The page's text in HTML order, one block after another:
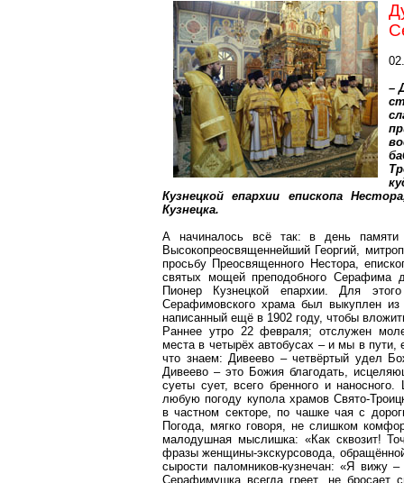
–
Кузнецкой епархии епископа
Кузнецка.
А начиналось всё так: в день
Высокопреосвященнейший Георгий,
просьбу Преосвященного Нестора,
святых мощей преподобного Серафима
Пионер Кузнецкой епархии. Для этого
Серафимовского храма был выкуплен из
написанный ещё в 1902 году, чтобы
Раннее утро 22 февраля; отслужен
места в четырёх автобусах – и мы в
что знаем: Дивеево – четвёртый удел
Дивеево – это Божия благодать,
суеты сует, всего бренного и
любую погоду купола храмов Свято-
в частном секторе, по чашке чая с
Погода, мягко говоря, не слишком
малодушная мыслишка: «Как сквозит!
фразы женщины-экскурсовода,
сырости паломников-кузнечан: «Я вижу –
Серафимушкавсегда греет, не бросает